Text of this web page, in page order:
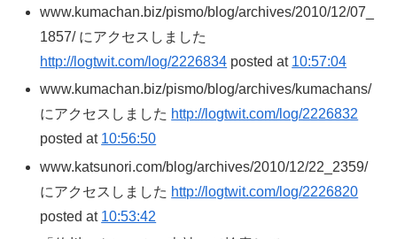
www.kumachan.biz/pismo/blog/archives/2010/12/07_
1857/ にアクセスしました
http://logtwit.com/log/2226834 posted at 10:57:04
www.kumachan.biz/pismo/blog/archives/kumachans/
にアクセスしました http://logtwit.com/log/2226832
posted at 10:56:50
www.katsunori.com/blog/archives/2010/12/22_2359/
にアクセスしました http://logtwit.com/log/2226820
posted at 10:53:42